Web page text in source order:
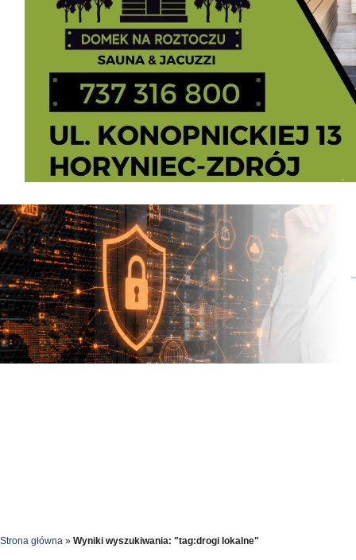
Strona główna » Wyniki wyszukiwania: "tag:drogi lokalne"